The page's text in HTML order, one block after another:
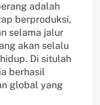
adalah
berproduksi,
selama jalur
akan selalu
Di situlah
berhasil
global yang